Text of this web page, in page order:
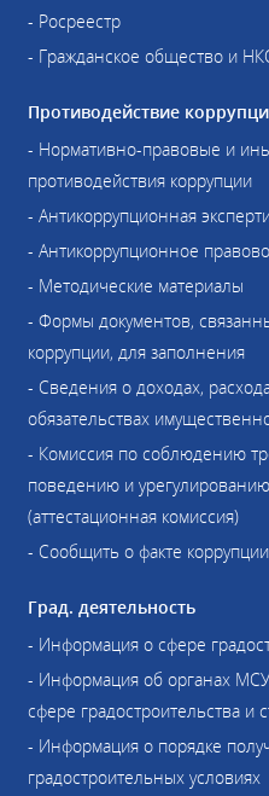
- Росреестр
- Гражданское общество и
Противодействие
- Нормативно-правовые и
противодействия коррупции
- Антикоррупционная
- Антикоррупционное
- Методические материалы
- Формы документов,
коррупции, для заполнения
- Сведения о доходах,
обязательствах
- Комиссия по соблюдению
поведению и
(аттестационная комиссия)
- Сообщить о факте коррупции
Град. деятельность
- Информация о сфере
- Информация об органах
сфере градостроительства и
- Информация о порядке
градостроительных условиях